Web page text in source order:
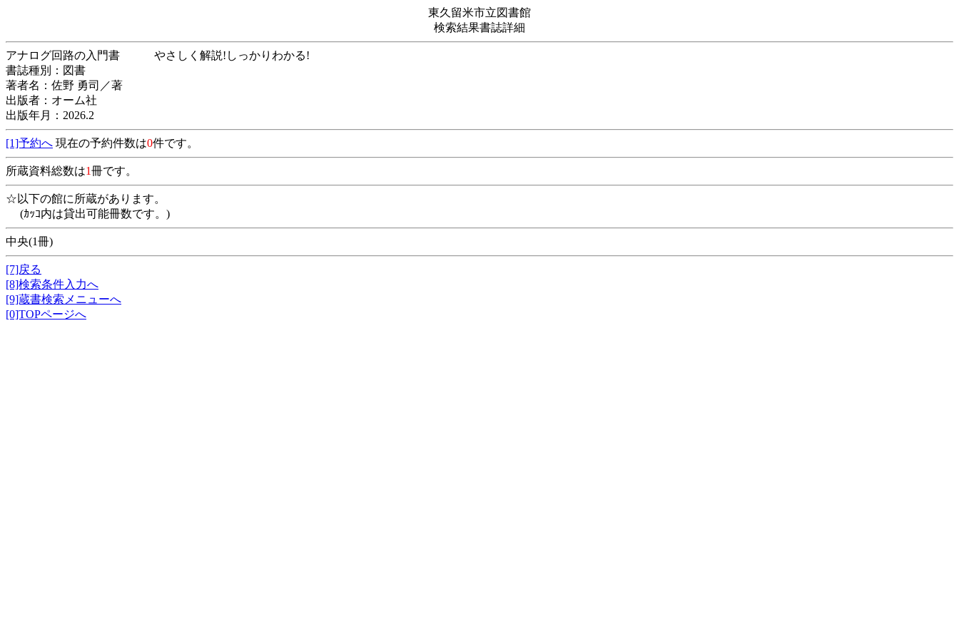
東久留米市立図書館
検索結果書誌詳細
アナログ回路の入門書 やさしく解説!しっかりわかる!
書誌種別：図書
著者名：佐野 勇司／著
出版者：オーム社
出版年月：2026.2
[1]予約へ 現在の予約件数は0件です。
所蔵資料総数は1冊です。
☆以下の館に所蔵があります。
(ｶｯｺ内は貸出可能冊数です。)
中央(1冊)
[7]戻る
[8]検索条件入力へ
[9]蔵書検索メニューへ
[0]TOPページへ